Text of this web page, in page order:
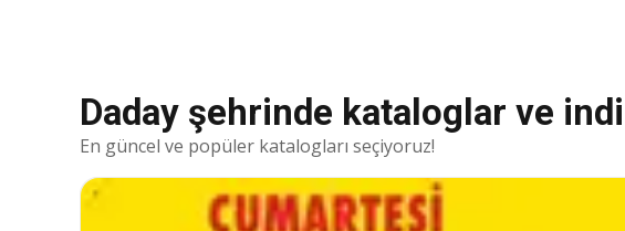
Daday şehrinde kataloglar ve
En güncel ve popüler katalogları seçiyoruz!